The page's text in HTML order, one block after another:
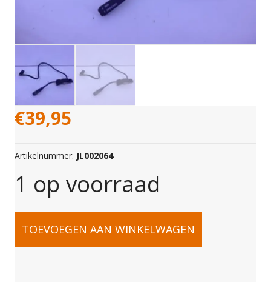
€39,95
Artikelnummer: JL002064
1 op voorraad
S-
TOEVOEGEN AAN WINKELWAGEN